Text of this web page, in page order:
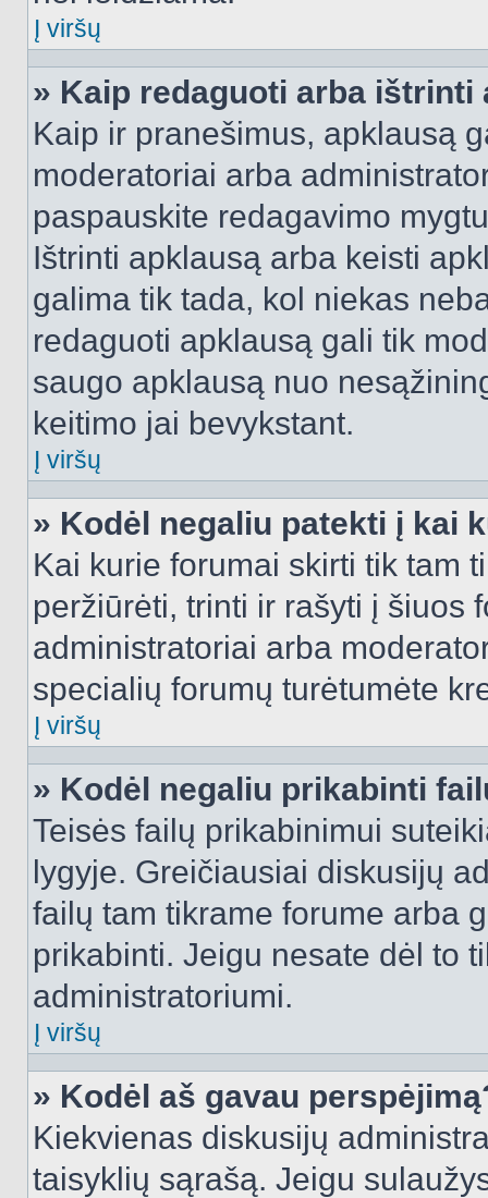
Į viršų
» Kaip redaguoti arba ištrinti
Kaip ir pranešimus, apklausą
moderatoriai arba
paspauskite redagavimo
Ištrinti apklausą arba keisti
galima tik tada, kol niekas
redaguoti apklausą gali tik
saugo apklausą nuo
keitimo jai bevykstant.
Į viršų
» Kodėl negaliu patekti į kai
Kai kurie forumai skirti tik tam
peržiūrėti, trinti ir rašyti į šiuos
administratoriai arba
specialių forumų turėtumėte
Į viršų
» Kodėl negaliu prikabinti
Teisės failų prikabinimui
lygyje. Greičiausiai diskusijų
failų tam tikrame forume arba
prikabinti. Jeigu nesate dėl to
administratoriumi.
Į viršų
» Kodėl aš gavau
Kiekvienas diskusijų
taisyklių sąrašą. Jeigu